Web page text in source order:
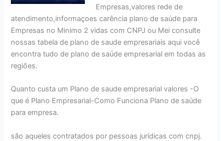
Empresas,valores rede de
atendimento,informaçoes carência plano de saúde para
Empresas no Minimo 2 vidas com CNPJ ou Mei consulte
nossas tabela de plano de saude empresariais aqui você
encontra tudo de plano de saúde empresarial em todas as
regiões.
Quanto custa um Plano de saude empresarial valores -O
que é Plano Empresarial-Como Funciona Plano de saúde
para empresa.
são aqueles contratados por pessoas jurídicas com cnpj.